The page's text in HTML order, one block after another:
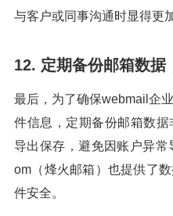
与客户或同事沟通时显得更
12. 定期备份邮箱数据
最后，为了确保webmail企
件信息，定期备份邮箱数
导出保存，避免因账户异
om（烽火邮箱）也提供了
件安全。